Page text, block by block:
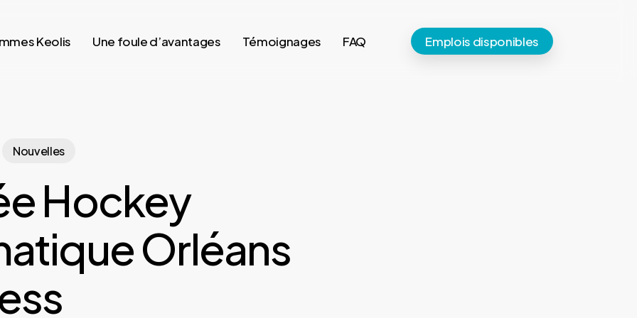
Keolis Une foule d’avantages Témoignages FAQ Emplois disponibles
Nouvelles
Hockey
Orléans